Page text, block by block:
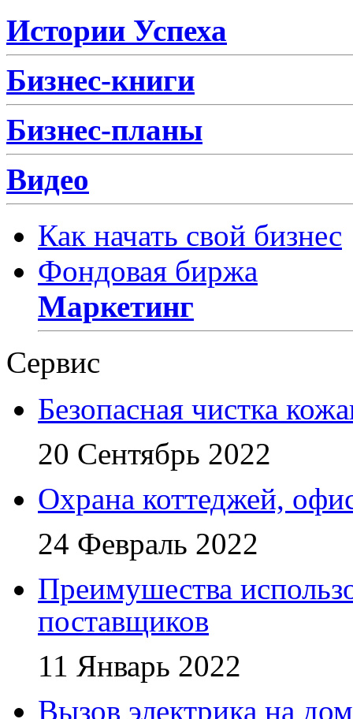
Истории Успеха
Бизнес-книги
Бизнес-планы
Видео
Как начать свой бизнес
Фондовая биржа
Маркетинг
Сервис
Безопасная чистка
20 Сентябрь 2022
Охрана коттеджей,
24 Февраль 2022
Преимушества
поставщиков
11 Январь 2022
Вызов электрика на дом